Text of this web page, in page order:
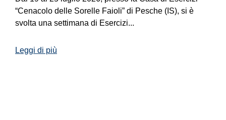
“Cenacolo delle Sorelle Faioli” di Pesche (IS), si è
svolta una settimana di Esercizi...
Leggi di più